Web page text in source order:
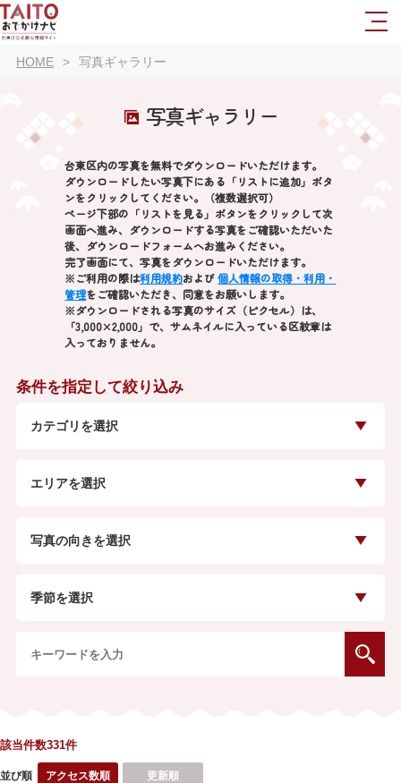
HOME 写真ギャラリー
写真ギャラリー
台東区内の写真を無料でダウンロードいただけます。
ダウンロードしたい写真下にある「リストに追加」ボタ
ンをクリックしてください。（複数選択可）
ページ下部の「リストを見る」ボタンをクリックして次
画面へ進み、ダウンロードする写真をご確認いただいた
後、ダウンロードフォームへお進みください。
完了画面にて、写真をダウンロードいただけます。
※ご利用の際は利用規約および個人情報の取得・利用・
管理をご確認いただき、同意をお願いします。
※ダウンロードされる写真のサイズ（ピクセル）は、
「3,000×2,000」で、サムネイルに入っている区紋章は
入っておりません。
条件を指定して絞り込み
カテゴリを選択
エリアを選択
写真の向きを選択
季節を選択
該当件数331件
並び順 アクセス数順 更新順